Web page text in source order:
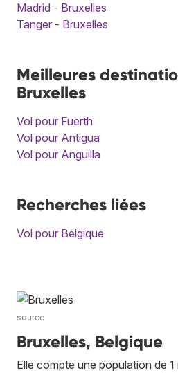
Madrid - Bruxelles
Tanger - Bruxelles
Meilleures
Bruxelles
Vol pour Fuerth
Vol pour Antigua
Vol pour Anguilla
Recherches liées
Vol pour Belgique
source
Bruxelles, Belgique
Elle compte une population de